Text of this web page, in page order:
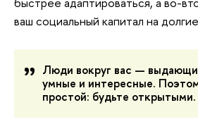
ваш социальный капитал на
Люди вокруг вас —
умные и интересные.
простой: будьте открытыми.